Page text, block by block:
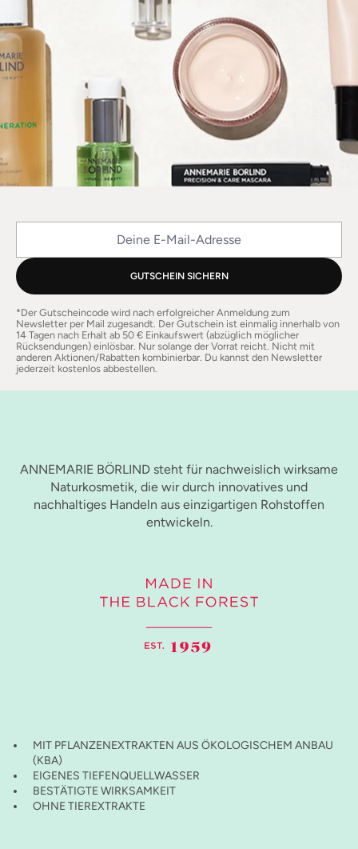
GUTSCHEIN SICHERN
*Der Gutscheincode wird nach erfolgreicher Anmeldung zum
Newsletter per Mail zugesandt. Der Gutschein ist einmalig innerhalb von
14 Tagen nach Erhalt ab 50 € Einkaufswert (abzüglich möglicher
Rücksendungen) einlösbar. Nur solange der Vorrat reicht. Nicht mit
anderen Aktionen/Rabatten kombinierbar. Du kannst den Newsletter
jederzeit kostenlos abbestellen.
ANNEMARIE BÖRLIND steht für nachweislich wirksame
Naturkosmetik, die wir durch innovatives und
nachhaltiges Handeln aus einzigartigen Rohstoffen
entwickeln.
MIT PFLANZENEXTRAKTEN AUS ÖKOLOGISCHEM ANBAU
(KBA)
EIGENES TIEFENQUELLWASSER
BESTÄTIGTE WIRKSAMKEIT
OHNE TIEREXTRAKTE